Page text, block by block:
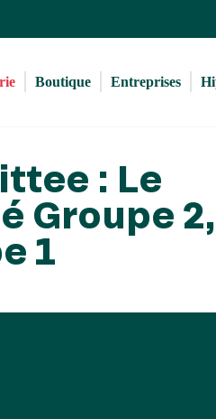
au
principal
Boutique Entreprises
: Le
Groupe 2,
1